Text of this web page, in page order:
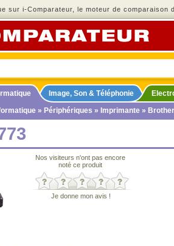
sur i-Comparateur, le moteur de comparaison
Image, Son & Téléphonie
» Périphériques » Imprimante »
Nos visiteurs n'ont pas encore
noté ce produit
Je donne mon avis !